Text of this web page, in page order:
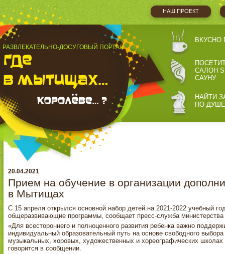
НАШ ПРОЕКТ
РАЗВЛЕКАТЕЛЬНО-ДОСУГОВЫЙ ПОРТАЛ
ВКУСНО
САЛОН
САУНУ
НАЙТИ
ПО ДУШЕ
20.04.2021
Прием на обучение в организации
в Мытищах
С 15 апреля открылся основной набор детей на 2021-2022 учебный
общеразвивающие программы, сообщает пресс-служба министерства
«Для всестороннего и полноценного развития ребенка важно
индивидуальный образовательный путь на основе свободного
музыкальных, хоровых, художественных и хореографических
говорится в сообщении.